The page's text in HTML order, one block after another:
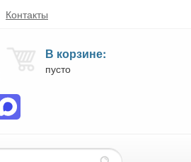
Контакты
В корзине:
пусто